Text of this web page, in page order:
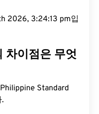
2026, 3:24:14 pm입
차이점은 무엇
Standard